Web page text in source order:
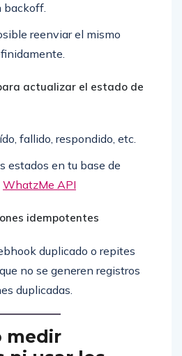
backoff.
reenviar el mismo
actualizar el estado de
fallido, respondido, etc.
estados en tu base de
WhatzMe API
idempotentes
duplicado o repites
no se generen registros
duplicadas.
medir